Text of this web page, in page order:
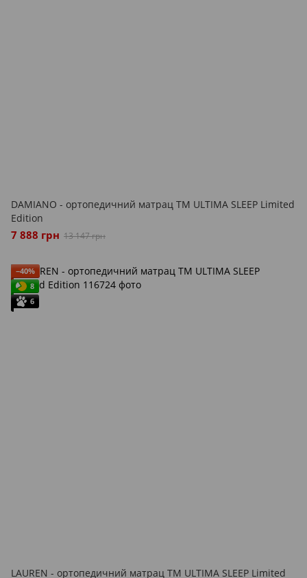
DAMIANO - ортопедичний матрац ТМ ULTIMA SLEEP Limited
Edition
7 888 грн 13 147 грн
−40%
8
6
LAUREN - ортопедичний матрац ТМ ULTIMA SLEEP Limited